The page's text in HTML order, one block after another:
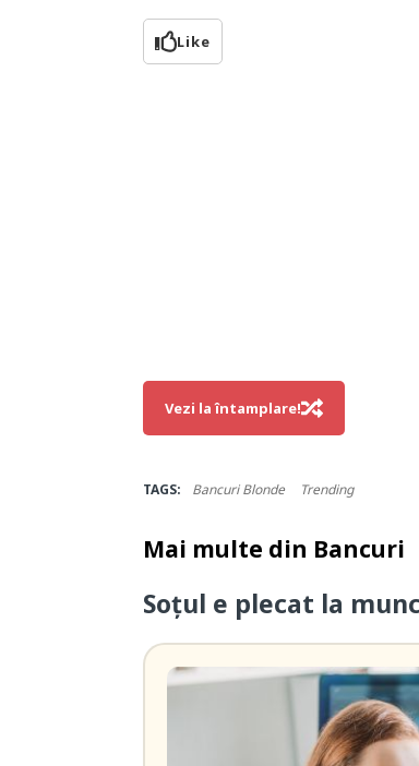
Like
Vezi la întamplare!
TAGS: Bancuri Blonde Trending
Mai multe din Bancuri
Soțul e plecat la